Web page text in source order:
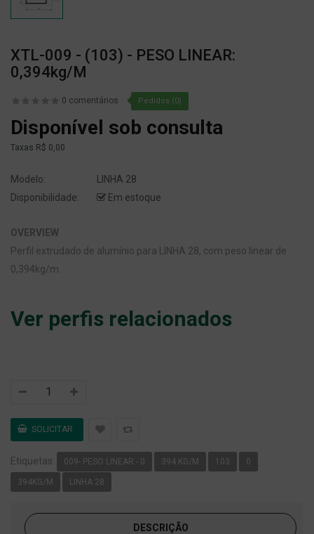
XTL-009 - (103) - PESO LINEAR:
0,394kg/m
0 comentários Pedidos (0)
Disponível sob consulta
Taxas R$ 0,00
Modelo:
LINHA 28
Disponibilidade:
Em estoque
OVERVIEW
Perfil extrudado de alumínio para LINHA 28, com peso linear de
0,394kg/m.
Ver perfis relacionados
Etiquetas: 009- PESO LINEAR - 0 394 KG/M 103 0
394KG/M LINHA 28
DESCRIÇÃO